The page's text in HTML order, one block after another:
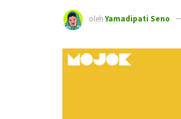
oleh Yamadipati Seno